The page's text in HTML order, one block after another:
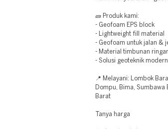
🧱 Produk kami:
- Geofoam EPS block
- Lightweight fill material
- Geofoam untuk jalan &
- Material timbunan
- Solusi geoteknik modern
📍 Melayani: Lombok
Dompu, Bima,
Barat
Tanya harga